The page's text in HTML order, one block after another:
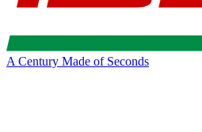
A Century Made of Seconds